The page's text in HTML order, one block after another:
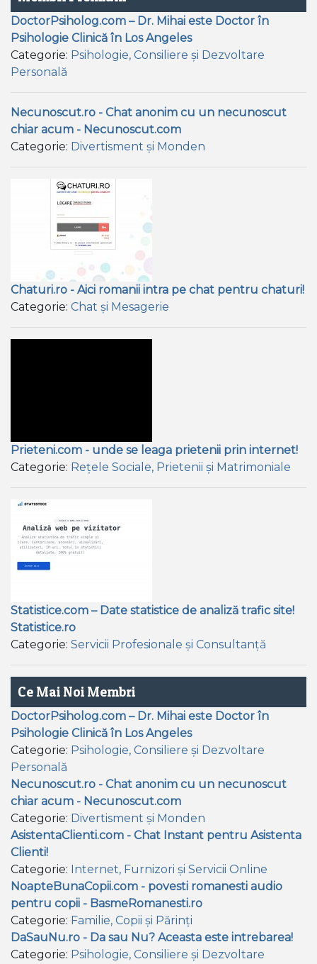
DoctorPsiholog.com – Dr. Mihai este Doctor în
Psihologie Clinică în Los Angeles
Categorie: Psihologie, Consiliere și Dezvoltare
Personală
Necunoscut.ro - Chat anonim cu un necunoscut
chiar acum - Necunoscut.com
Categorie: Divertisment și Monden
Chaturi.ro - Aici romanii intra pe chat pentru chaturi!
Categorie: Chat și Mesagerie
Prieteni.com - unde se leaga prietenii prin internet!
Categorie: Rețele Sociale, Prietenii și Matrimoniale
Statistice.com – Date statistice de analiză trafic site!
Statistice.ro
Categorie: Servicii Profesionale și Consultanță
Ce Mai Noi Membri
DoctorPsiholog.com – Dr. Mihai este Doctor în
Psihologie Clinică în Los Angeles
Categorie: Psihologie, Consiliere și Dezvoltare
Personală
Necunoscut.ro - Chat anonim cu un necunoscut
chiar acum - Necunoscut.com
Categorie: Divertisment și Monden
AsistentaClienti.com - Chat Instant pentru Asistenta
Clienti!
Categorie: Internet, Furnizori și Servicii Online
NoapteBunaCopii.com - povesti romanesti audio
pentru copii - BasmeRomanesti.ro
Categorie: Familie, Copii și Părinți
DaSauNu.ro - Da sau Nu? Aceasta este intrebarea!
Categorie: Psihologie, Consiliere și Dezvoltare